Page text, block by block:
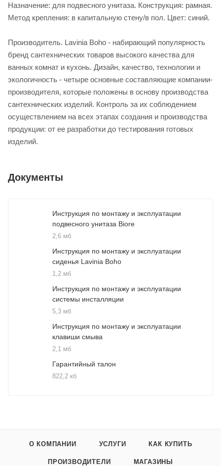
Назначение: для подвесного унитаза. Конструкция: рамная.
Метод крепления: в капитальную стену/в пол. Цвет: синий.
Производитель. Lavinia Boho - набирающий популярность
бренд сантехнических товаров высокого качества для
ванных комнат и кухонь. Дизайн, качество, технологии и
экологичность - четыре основные составляющие компании-
производителя, которые положены в основу производства
сантехнических изделий. Контроль за их соблюдением
осуществлением на всех этапах создания и производства
продукции: от ее разработки до тестирования готовых
изделий.
Документы
Инструкция по монтажу и эксплуатации
подвесного унитаза Biore
2,6 мб
Инструкция по монтажу и эксплуатации
сиденья Lavinia Boho
1,2 мб
Инструкция по монтажу и эксплуатации
системы инсталляции
5,3 мб
Инструкция по монтажу и эксплуатации
клавиши смыва
2,1 мб
Гарантийный талон
822,2 кб
О КОМПАНИИ УСЛУГИ КАК КУПИТЬ
ПРОИЗВОДИТЕЛИ МАГАЗИНЫ